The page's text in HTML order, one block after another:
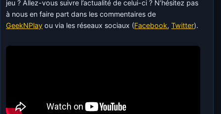
jeu ? Allez-vous suivre l’actualité de celui-ci ? N’hésitez pas
à nous en faire part dans les commentaires de
GeekNPlay ou via les réseaux sociaux (Facebook,Twitter).